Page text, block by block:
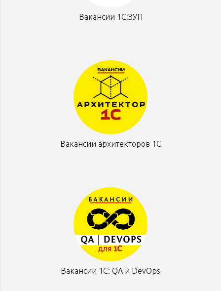
Вакансии 1С:ЗУП
Вакансии архитекторов 1С
Вакансии 1С: QA и DevOps